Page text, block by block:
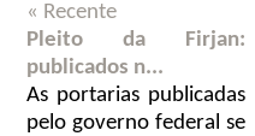
« Recente
Pleito da Firjan:
publicados n...
As portarias publicadas
pelo governo federal se